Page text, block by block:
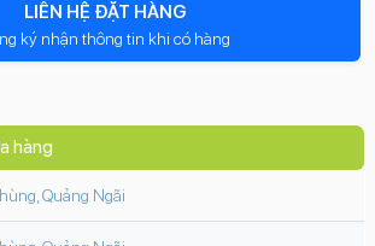
LIÊN HỆ ĐẶT HÀNG
ký nhận thông tin khi có hàng
hàng
Quảng Ngãi